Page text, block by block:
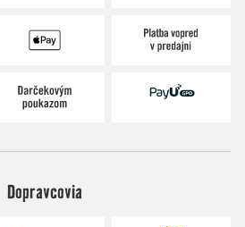
Dopravcovia